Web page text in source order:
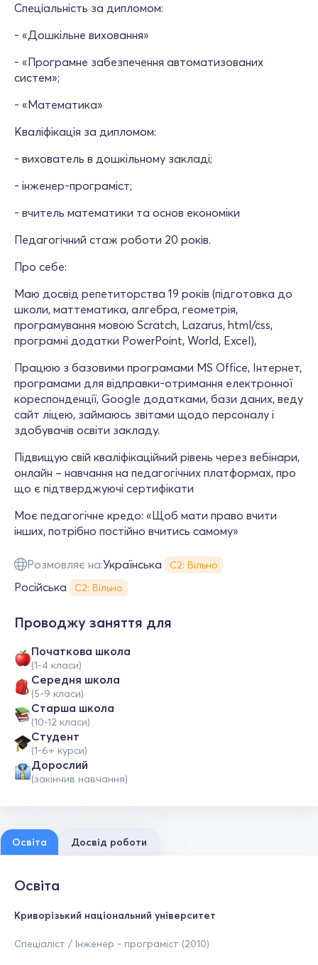
Спеціальність за дипломом:
- «Дошкільне виховання»
- «Програмне забезпечення автоматизованих
систем»;
- «Математика»
Кваліфікація за дипломом:
- вихователь в дошкільному закладі;
- інженер-програміст;
- вчитель математики та основ економіки
Педагогічний стаж роботи 20 років.
Про себе:
Маю досвід репетиторства 19 років (підготовка до
школи, маттематика, алгебра, геометрія,
програмування мовою Scratch, Lazarus, html/css,
програмні додатки PowerPoint, World, Excel),
Працюю з базовими програмами MS Office, Інтернет,
програмами для відправки-отримання електронної
кореспонденції, Google додатками, бази даних, веду
сайт ліцею, займаюсь звітами щодо персоналу і
здобувачів освіти закладу.
Підвищую свій кваліфікаційний рівень через вебінари,
онлайн – навчання на педагогічних платформах, про
що є підтверджуючі сертифікати
Моє педагогічне кредо: «Щоб мати право вчити
інших, потрібно постійно вчитись самому»
Розмовляє на:Українська С2: Вільно
Російська С2: Вільно
Проводжу заняття для
Початкова школа
(1-4 класи)
Середня школа
(5-9 класи)
Старша школа
(10-12 класи)
Студент
(1-6+ курси)
Дорослий
(закінчив навчання)
Освіта Досвід роботи
Освіта
Криворізький національний університет
Спеціаліст / Інженер - програміст (2010)